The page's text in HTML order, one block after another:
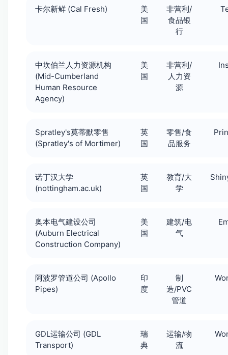
卡尔新鲜 (Cal Fresh)
美
国
非营利/
食品银
行
中坎伯兰人力资源机构
(Mid-Cumberland
Human Resource
Agency)
美
国
非营利/
人力资
源
Spratley's莫蒂默零售
(Spratley's of Mortimer)
英
国
零售/食
品服务
诺丁汉大学
(nottingham.ac.uk)
英
国
教育/大
学
奥本电气建设公司
(Auburn Electrical
Construction Company)
美
国
建筑/电
气
阿波罗管道公司 (Apollo
Pipes)
印
度
制
造/PVC
管道
GDL运输公司 (GDL
Transport)
瑞
典
运输/物
流